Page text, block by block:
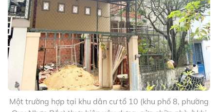
Một trường hợp tại khu dân cư tổ 10 (khu phố 8, phường